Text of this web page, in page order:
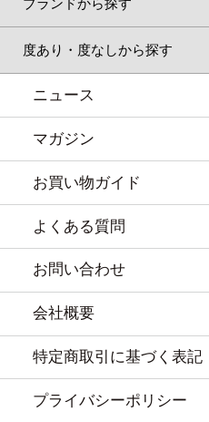
ブランドから探す
度あり・度なしから探す
ニュース
マガジン
お買い物ガイド
よくある質問
お問い合わせ
会社概要
特定商取引に基づく表記
プライバシーポリシー